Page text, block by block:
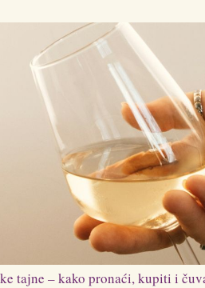
tajne – kako pronaći, kupiti i